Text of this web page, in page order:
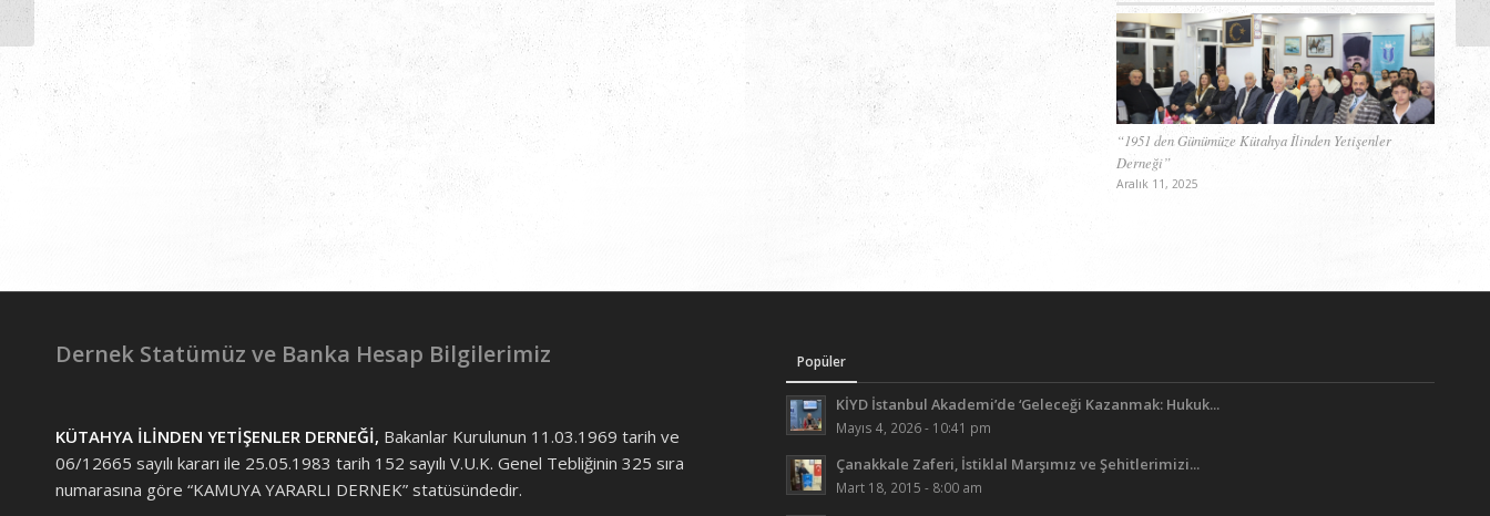
“1951 den Günümüze Kütahya İlinden Yetişenler
Derneği”
Aralık 11, 2025
Dernek Statümüz ve Banka Hesap Bilgilerimiz
KÜTAHYA İLİNDEN YETİŞENLER DERNEĞİ, Bakanlar Kurulunun 11.03.1969 tarih ve
06/12665 sayılı kararı ile 25.05.1983 tarih 152 sayılı V.U.K. Genel Tebliğinin 325 sıra
numarasına göre “KAMUYA YARARLI DERNEK” statüsündedir.
Popüler
KİYD İstanbul Akademi’de ‘Geleceği Kazanmak: Hukuk...
Mayıs 4, 2026 - 10:41 pm
Çanakkale Zaferi, İstiklal Marşımız ve Şehitlerimizi...
Mart 18, 2015 - 8:00 am